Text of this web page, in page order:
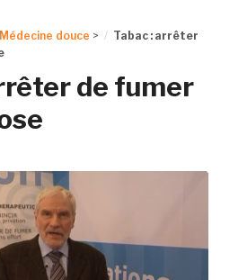
Médecine douce >
Tabac : arrêter
de fumer